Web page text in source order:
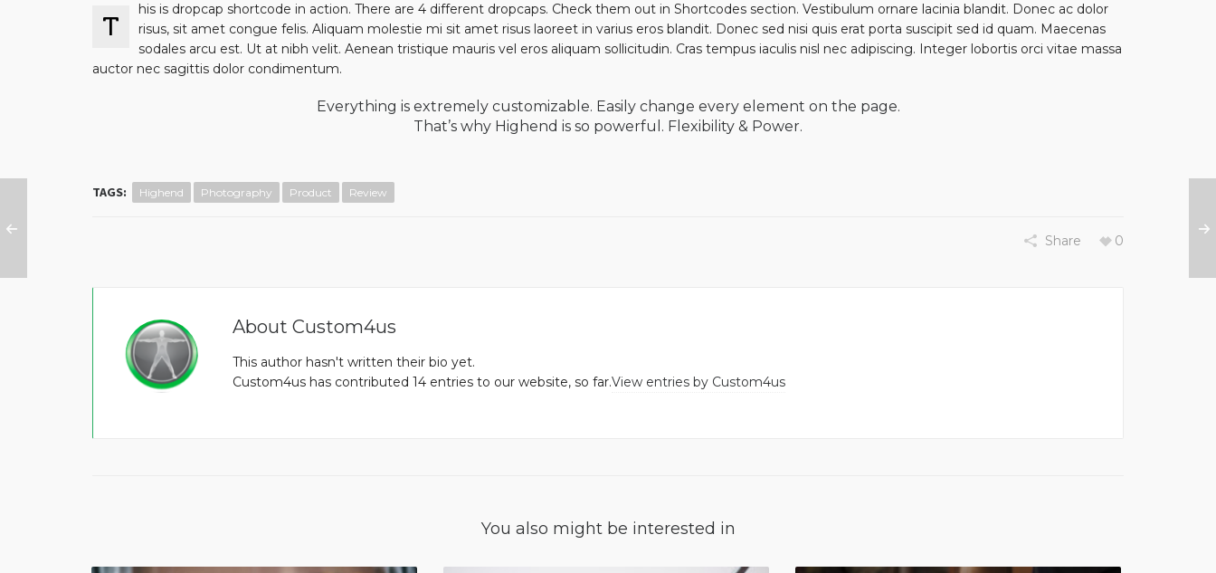
T
his is dropcap shortcode in action. There are 4 different dropcaps. Check them out in Shortcodes section. Vestibulum ornare lacinia blandit. Donec ac dolor
risus, sit amet congue felis. Aliquam molestie mi sit amet risus laoreet in varius eros blandit. Donec sed nisi quis erat porta suscipit sed id quam. Maecenas
sodales arcu est. Ut at nibh velit. Aenean tristique mauris vel eros aliquam sollicitudin. Cras tempus iaculis nisl nec adipiscing. Integer lobortis orci vitae massa
auctor nec sagittis dolor condimentum.
Everything is extremely customizable. Easily change every element on the page.
That’s why Highend is so powerful. Flexibility & Power.
TAGS: Highend Photography Product Review
Share 0
About Custom4us
This author hasn't written their bio yet.
Custom4us has contributed 14 entries to our website, so far.View entries by Custom4us
You also might be interested in